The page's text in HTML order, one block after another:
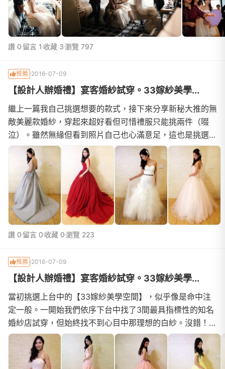
Wedding Day排
讚 0 留言 1 收藏 3瀏覽 797
推薦 2016-07-09
【設計人辦婚禮】宴客婚紗試穿。33嫁紗美學...
繼上一篇我自己挑選想要的款式，接下來分享新秘大推的無
敵美麗款婚紗，穿起來超好看但可惜禮服只能挑兩件（啜
泣）。雖然無緣但看到照片自己也心滿意足，這也是挑選婚
紗的樂趣啊！上一篇【個人挑選篇】比較著重在我宴客當天
需要挑選的粉紅色系婚紗，當然禮秘也是毫不藏私地提供了
超多款不同顏色與款式的婚紗給我挑選試穿。來這裡真好，
禮秘都不會限制試穿禮服的數量，只要她覺得好看適合我
的，通通都讓我一口氣試穿完畢，也因此花了
讚 0 留言 0 收藏 0瀏覽 223
推薦 2016-07-09
【設計人辦婚禮】宴客婚紗試穿。33嫁紗美學...
當初挑選上台中的【33嫁紗美學空間】，似乎像是命中注
定一般。一開始我們依序下台中找了3間最具指標性的知名
婚紗店試穿，但始終找不到心目中那理想的白紗。沒錯！去
了3間試穿，就是沒有一件能讓我那高標準的處女座老公點
頭答應！直到我去找新秘Gina老師試妝時，才知道試妝的
地點原來是間婚紗工作室，這也是我第一次來到【33嫁紗